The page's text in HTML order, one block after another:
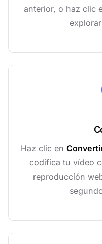
anterior, o haz clic
Haz clic en
codifica tu vídeo
reproducción